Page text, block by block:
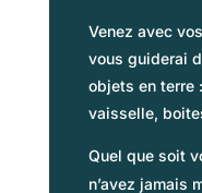
Venez avec
vous guiderai
objets en terre
vaisselle,
Quel que soit
n’avez jamais